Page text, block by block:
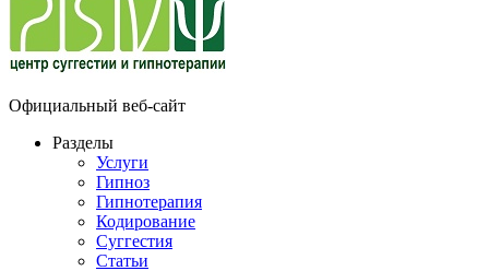
Официальный веб-сайт
Разделы
Услуги
Гипноз
Гипнотерапия
Кодирование
Суггестия
Статьи